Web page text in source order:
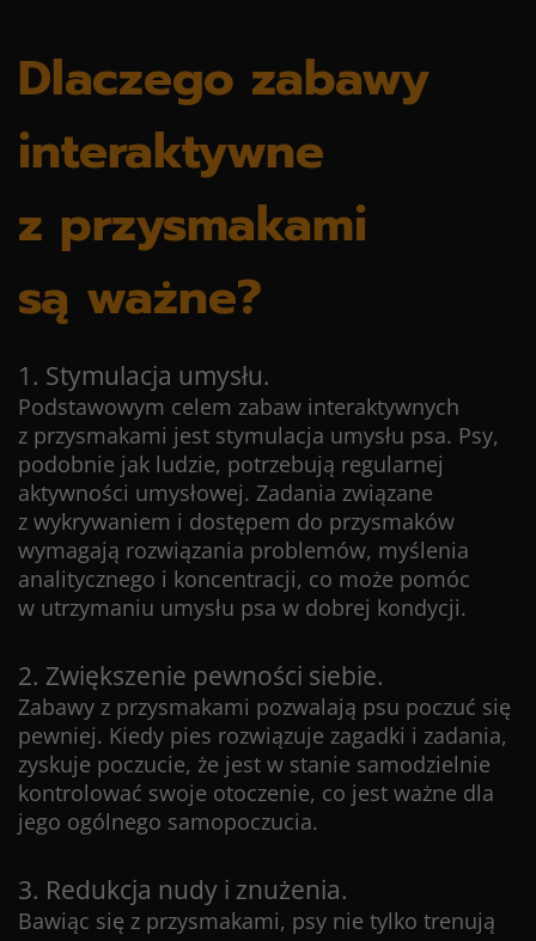
Dlaczego zabawy
interaktywne
z przysmakami
są ważne?
1. Stymulacja umysłu.
Podstawowym celem zabaw interaktywnych
z przysmakami jest stymulacja umysłu psa. Psy,
podobnie jak ludzie, potrzebują regularnej
aktywności umysłowej. Zadania związane
z wykrywaniem i dostępem do przysmaków
wymagają rozwiązania problemów, myślenia
analitycznego i koncentracji, co może pomóc
w utrzymaniu umysłu psa w dobrej kondycji.
2. Zwiększenie pewności siebie.
Zabawy z przysmakami pozwalają psu poczuć się
pewniej. Kiedy pies rozwiązuje zagadki i zadania,
zyskuje poczucie, że jest w stanie samodzielnie
kontrolować swoje otoczenie, co jest ważne dla
jego ogólnego samopoczucia.
3. Redukcja nudy i znużenia.
Bawiąc się z przysmakami, psy nie tylko trenują